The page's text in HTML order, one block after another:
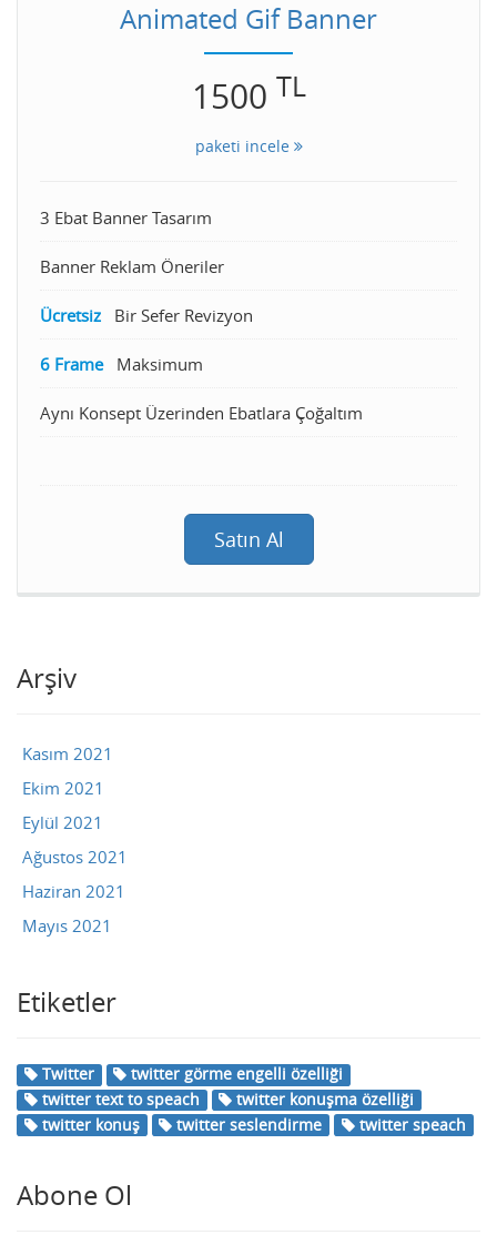
Animated Gif Banner
1500 TL
paketi incele
3 Ebat Banner Tasarım
Banner Reklam Öneriler
Ücretsiz Bir Sefer Revizyon
6 Frame Maksimum
Aynı Konsept Üzerinden Ebatlara Çoğaltım
Satın Al
Arşiv
Kasım 2021
Ekim 2021
Eylül 2021
Ağustos 2021
Haziran 2021
Mayıs 2021
Etiketler
Twitter
twitter görme engelli özelliği
twitter text to speach
twitter konuşma özelliği
twitter konuş
twitter seslendirme twitter speach
Abone Ol